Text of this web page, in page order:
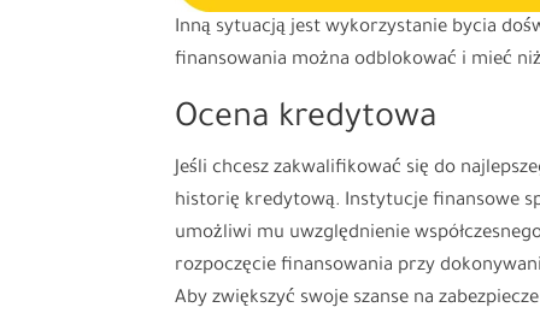
Inną sytuacją jest wykorzystanie bycia
finansowania można odblokować i mieć
Ocena kredytowa
Jeśli chcesz zakwalifikować się do
historię kredytową. Instytucje finansowe
umożliwi mu uwzględnienie
rozpoczęcie finansowania przy
Aby zwiększyć swoje szanse na